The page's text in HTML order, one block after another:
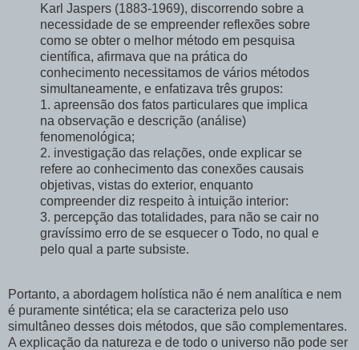
Karl Jaspers (1883-1969), discorrendo sobre a
necessidade de se empreender reflexões sobre
como se obter o melhor método em pesquisa
científica, afirmava que na prática do
conhecimento necessitamos de vários métodos
simultaneamente, e enfatizava três grupos:
1. apreensão dos fatos particulares que implica
na observação e descrição (análise)
fenomenológica;
2. investigação das relações, onde explicar se
refere ao conhecimento das conexões causais
objetivas, vistas do exterior, enquanto
compreender diz respeito à intuição interior:
3. percepção das totalidades, para não se cair no
gravíssimo erro de se esquecer o Todo, no qual e
pelo qual a parte subsiste.
Portanto, a abordagem holística não é nem analítica e nem
é puramente sintética; ela se caracteriza pelo uso
simultâneo desses dois métodos, que são complementares.
A explicação da natureza e de todo o universo não pode ser